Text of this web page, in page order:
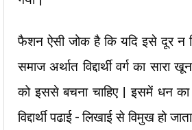
फैशन ऐसी जोक है कि यदि इसे दूर न
समाज अर्थात विद्दार्थी वर्ग का सारा
को इससे बचना चाहिए | इसमें धन का
विद्दार्थी पढाई – लिखाई से विमुख हो